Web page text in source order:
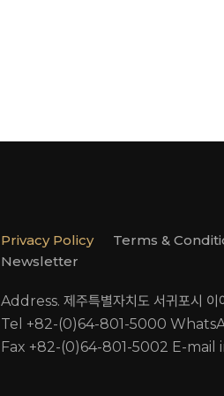
Privacy Policy Terms &
Newsletter
Address. 제주특별자치도 서귀포시 이
Tel +82-(0)64-801-5000
Fax +82-(0)64-801-5002 E-mail